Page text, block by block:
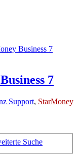
Business 7
7
Support, StarMoney
Suche